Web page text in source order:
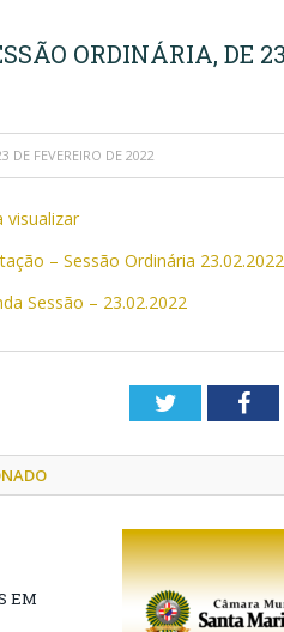
ORDINÁRIA, DE
DE FEVEREIRO DE 2022
visualizar
– Sessão Ordinária 23.02.2022
Sessão – 23.02.2022
Twitter
EM